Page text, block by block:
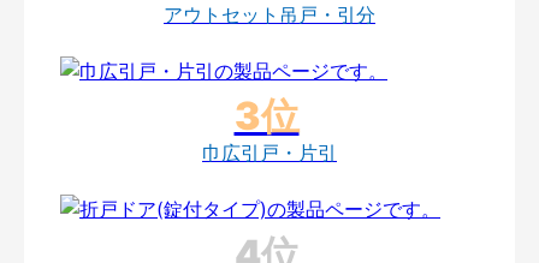
アウトセット吊戸・引分
巾広引戸・片引